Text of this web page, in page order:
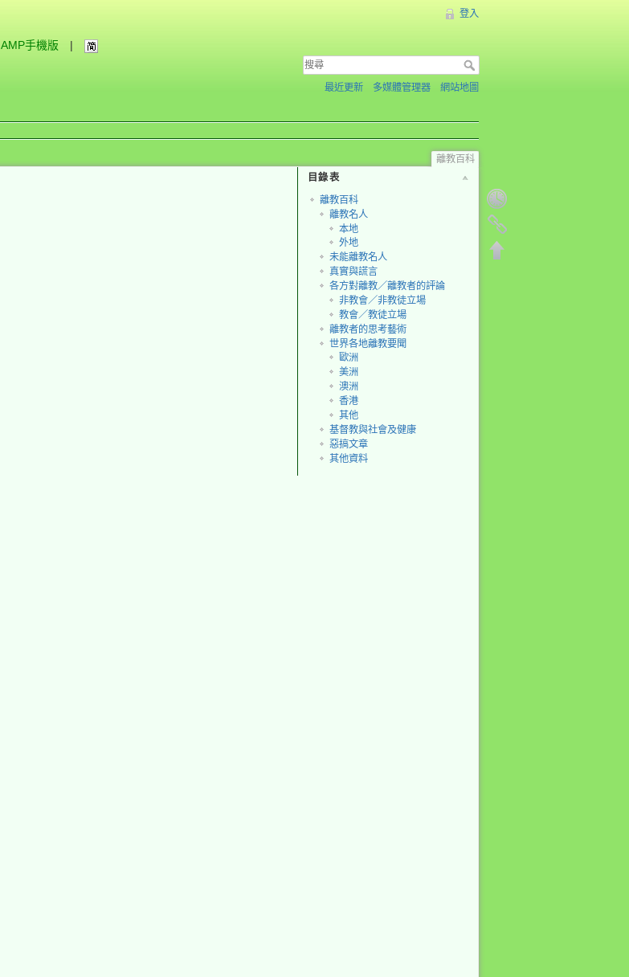
AMP手機版 |
登入
最近更新 多媒體管理器 網站地圖
離教百科
目錄表
離教百科
離教名人
本地
外地
未能離教名人
真實與謊言
各方對離教／離教者的評論
非教會／非教徒立場
教會／教徒立場
離教者的思考藝術
世界各地離教要聞
歐洲
美洲
澳洲
香港
其他
基督教與社會及健康
惡搞文章
其他資料